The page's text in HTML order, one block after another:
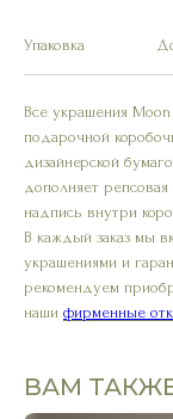
Упаковка
Все украшения
подарочной
дизайнерской
дополняет
надпись внутри
В каждый заказ мы
украшениями и
рекомендуем
наши фирменные
ВАМ